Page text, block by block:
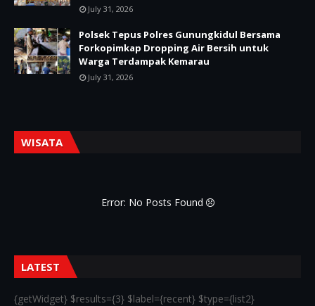
July 31, 2026
Polsek Tepus Polres Gunungkidul Bersama
Forkopimkap Dropping Air Bersih untuk
Warga Terdampak Kemarau
July 31, 2026
WISATA
Error: No Posts Found
LATEST
{getWidget} $results={3} $label={recent} $type={list2}